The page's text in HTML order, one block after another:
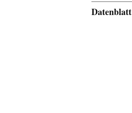
Datenblatt